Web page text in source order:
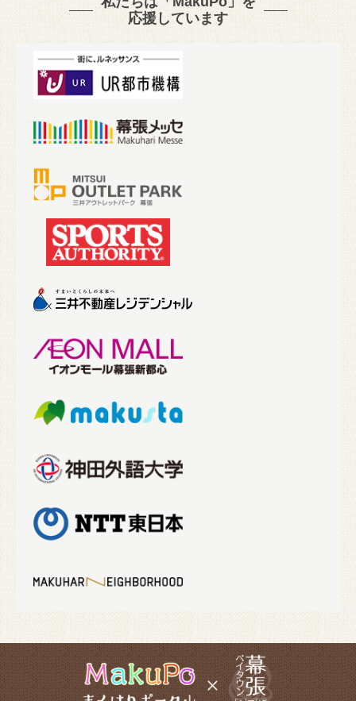
応援しています